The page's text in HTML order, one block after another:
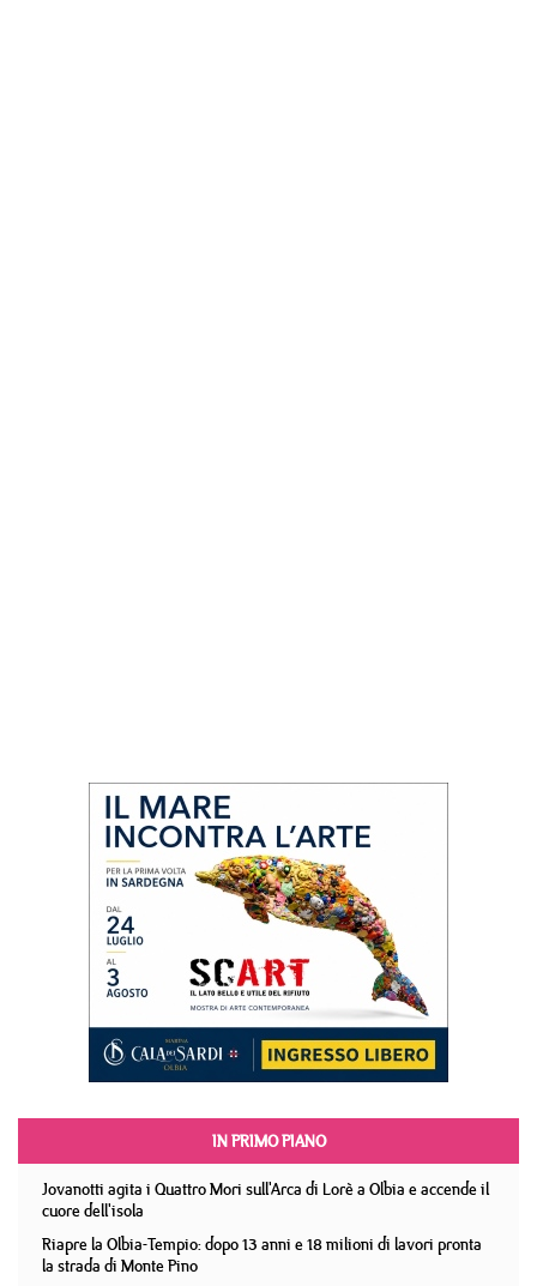
IN PRIMO PIANO
Jovanotti agita i Quattro Mori sull'Arca di Lorè a Olbia e accende il
cuore dell'isola
Riapre la Olbia-Tempio: dopo 13 anni e 18 milioni di lavori pronta
la strada di Monte Pino